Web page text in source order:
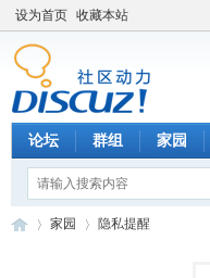
设为首页 收藏本站
论坛 群组 家园
家园 隐私提醒